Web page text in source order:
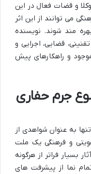
و قضات فعال در این
می توانند از این اثر
مند شوند. نویسنده
قضایی، اجرایی و
و راهکارهای پیش
جرم حفاری
به عنوان شواهدی از
و فرهنگی یک ملت
بسیار فراتر از هرگونه
نما از پیشرفت های